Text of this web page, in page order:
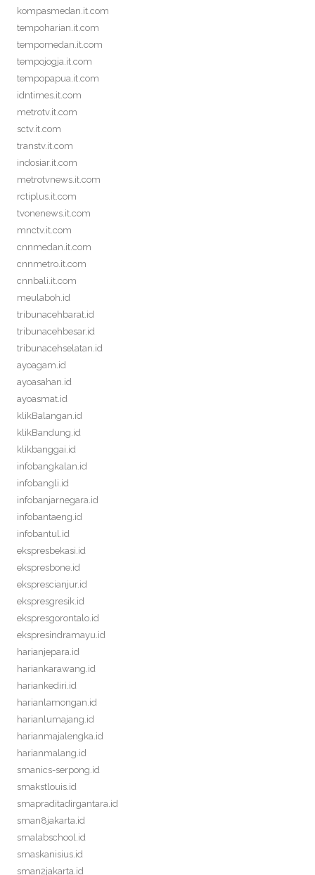
kompasmedan.it.com
tempoharian.it.com
tempomedan.it.com
tempojogja.it.com
tempopapua.it.com
idntimes.it.com
metrotv.it.com
sctv.it.com
transtv.it.com
indosiar.it.com
metrotvnews.it.com
rctiplus.it.com
tvonenews.it.com
mnctv.it.com
cnnmedan.it.com
cnnmetro.it.com
cnnbali.it.com
meulaboh.id
tribunacehbarat.id
tribunacehbesar.id
tribunacehselatan.id
ayoagam.id
ayoasahan.id
ayoasmat.id
klikBalangan.id
klikBandung.id
klikbanggai.id
infobangkalan.id
infobangli.id
infobanjarnegara.id
infobantaeng.id
infobantul.id
ekspresbekasi.id
ekspresbone.id
eksprescianjur.id
ekspresgresik.id
ekspresgorontalo.id
ekspresindramayu.id
harianjepara.id
hariankarawang.id
hariankediri.id
harianlamongan.id
harianlumajang.id
harianmajalengka.id
harianmalang.id
smanics-serpong.id
smakstlouis.id
smapraditadirgantara.id
sman8jakarta.id
smalabschool.id
smaskanisius.id
sman2jakarta.id